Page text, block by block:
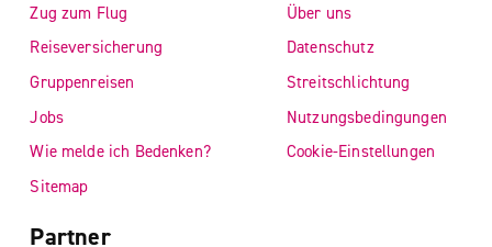
Zug zum Flug
Reiseversicherung
Gruppenreisen
Jobs
Wie melde ich Bedenken?
Sitemap
Über uns
Datenschutz
Streitschlichtung
Nutzungsbedingungen
Cookie-Einstellungen
Partner